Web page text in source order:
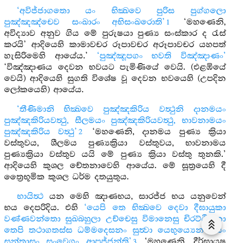
‘අවිජ්ජාගතො යං භික්‍ඛවෙ පුරිස පුග්ගලො
පුඤ්ඤඤ්චෙව සංඛාරං අභිසංඛරොති’ 1
‘මහණෙනි,
අවිද්‍යාව අනුව ගිය මේ පුරුෂයා පුණ්‍ය සංස්කාර ද රැස්
කරයි’ ආදියෙහි කාමාවචර රූපාවචර අරූපාවචර යහපත්
හැසිරිමෙහි ආයේය.’ ‘පුඤ්ඤූපගං භවති විඤ්ඤාණං’
‘විඤ්ඤාණය දෙවන භවයට පැමිණියේ වෙයි. (එළඹියේ
වෙයි) ආදියෙහි සුගති විශේෂ වූ දෙවන භවයෙහි (උපදින
ලෝකයෙහි) ආයේය.
‘තීණිමානි භික්‍ඛවෙ පුඤ්ඤකිරිය වත්‍ථුනි දානමයං
පුඤ්ඤකිරියවත්‍ථු, සීලමයං පුඤ්ඤකිරියවත්‍ථු, භාවනාමයං
පුඤ්ඤකිරිය වත්‍ථු’ 2
‘මහණෙනි, දානමය පුණ්‍ය ක්‍රියා
වස්තුවය, ශීලමය පුණ්‍යක්‍රියා වස්තුවය, භාවනාමය
පුණ්‍යක්‍රියා වස්තුව යයි මේ පුණ්‍ය ක්‍රියා වස්තු තුනකි.’
ආදියෙහි කුශල චේතනාවෙහි ආයේය. මේ සූත්‍රයෙහි දී
ත්‍රෛභූමික කුශල ධර්ම දතයුතුය.
භායිත්‍ථයන මෙහි ඤාණභය, සාරජ්ජ භය යනුවෙන්
භය දෙපරිදිය. එහි ‘යෙපි තෙ භික්‍ඛවෙ දෙවා දීඝායුකා
වණ්ණවන්තො සුඛබහුලා උච්චෙසු විමානෙසු චිරට්ඨිතිකා
තෙපි තථාගතස්ස ධම්මදෙසනං සුත්‍වා යෙභුය්‍යෙන භයං